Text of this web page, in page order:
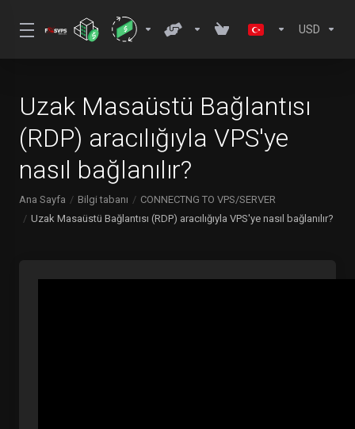
USD
Uzak Masaüstü Bağlantısı
(RDP) aracılığıyla VPS'ye
nasıl bağlanılır?
Ana Sayfa Bilgi tabanı
CONNECTNG TO VPS/SERVER
Uzak Masaüstü Bağlantısı (RDP) aracılığıyla VPS'ye nasıl bağlanılır?